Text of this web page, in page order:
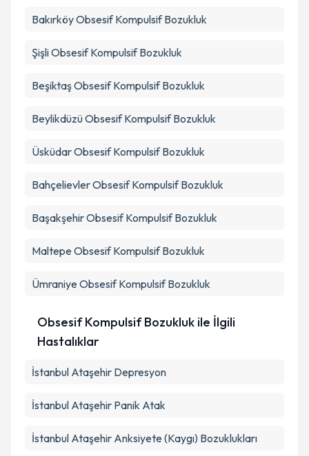
BakırköyObsesif Kompulsif Bozukluk
ŞişliObsesif Kompulsif Bozukluk
BeşiktaşObsesif Kompulsif Bozukluk
BeylikdüzüObsesif Kompulsif Bozukluk
ÜsküdarObsesif Kompulsif Bozukluk
BahçelievlerObsesif Kompulsif Bozukluk
BaşakşehirObsesif Kompulsif Bozukluk
Maltepe Obsesif Kompulsif Bozukluk
Ümraniye Obsesif Kompulsif Bozukluk
Obsesif Kompulsif Bozukluk ile İlgili
Hastalıklar
İstanbul Ataşehir Depresyon
İstanbul Ataşehir Panik Atak
İstanbul Ataşehir Anksiyete (Kaygı) Bozuklukları